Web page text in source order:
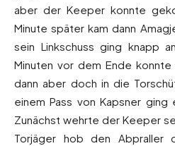
aber der Keeper konnte
Minute später kam dann
sein Linkschuss ging knapp
Minuten vor dem Ende
dann aber doch in die
einem Pass von Kapsner ging
Zunächst wehrte der Keeper
Torjäger hob den Abpraller